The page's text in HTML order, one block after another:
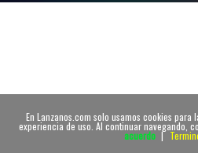
En Lanzanos.com solo usamos cookies
experiencia de uso. Al continuar navegando,
acuerdo |